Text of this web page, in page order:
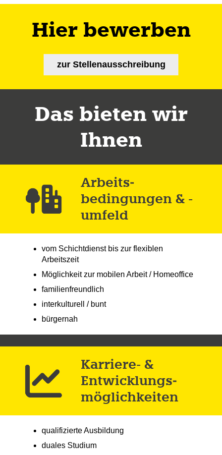
Hier bewerben
zur Stellenausschreibung
Das bieten wir
Ihnen
Arbeits­
bedingungen & -
umfeld
vom Schichtdienst bis zur flexiblen
Arbeitszeit
Möglichkeit zur mobilen Arbeit / Homeoffice
familienfreundlich
interkulturell / bunt
bürgernah
Karriere- &
Entwicklungs­
möglich­keiten
qualifizierte Ausbildung
duales Studium